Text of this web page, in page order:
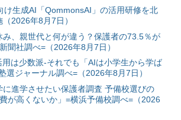
け生成AI「QommonsAI」の活用研修を北
2026年8月7日）
み、親世代と何が違う？保護者の73.5％が
聞社調べ=（2026年8月7日）
用は少数派-それでも「AIは小学生から学ば
選ジャーナル調べ=（2026年8月7日）
進学させたい保護者調査 予備校選びの
が高くないか」=横浜予備校調べ=（2026